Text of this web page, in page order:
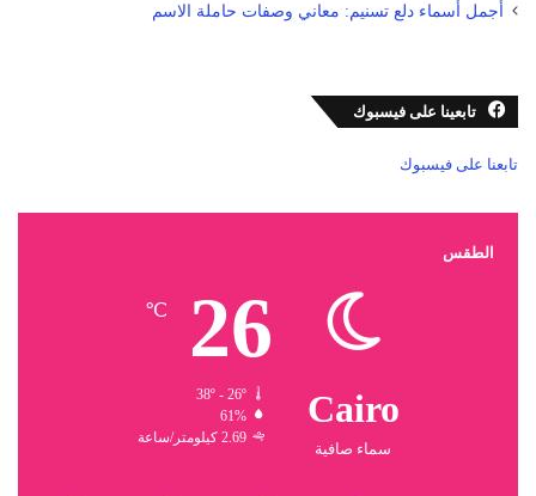
أجمل أسماء دلع تسنيم: معاني وصفات حاملة الاسم
تابعينا على فيسبوك
تابعنا على فيسبوك
الطقس
Cairo
سماء صافية
26
℃
38º - 26º
61%
2.69 كيلومتر/ساعة